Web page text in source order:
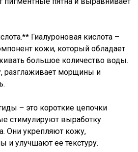
Гиалуроновая кислота –
кожи, который обладает
большое количество воды.
разглаживает морщины и
– это короткие цепочки
стимулируют выработку
Они укрепляют кожу,
улучшают ее текстуру.